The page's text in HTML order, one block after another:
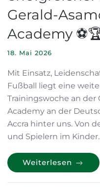
Gerald-
Academy
18. Mai 2026
Mit Einsatz,
Fußball liegt eine
Trainingswoche an der
Academy an der
Accra hinter uns. Von
und Spielern im
Weiterlesen